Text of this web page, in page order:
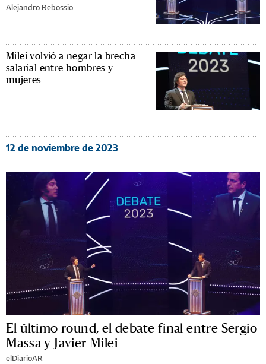
Alejandro Rebossio
Milei volvió a negar la brecha
salarial entre hombres y
mujeres
12 de noviembre de 2023
El último round, el debate final entre Sergio
Massa y Javier Milei
elDiarioAR